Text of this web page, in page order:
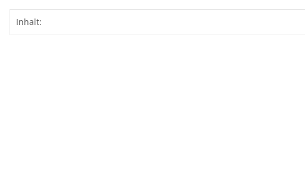
Produkteigenschaft
Wert
Inhalt: